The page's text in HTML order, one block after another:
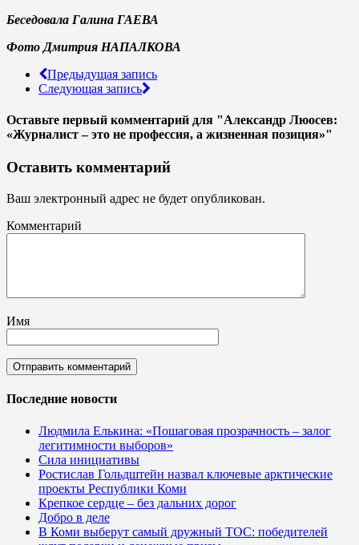
Беседовала Галина ГАЕВА
Фото Дмитрия НАПАЛКОВА
Предыдущая запись
Следующая запись
Оставьте первый комментарий для "Александр Люосев:
«Журналист – это не профессия, а жизненная позиция»"
Оставить комментарий
Ваш электронный адрес не будет опубликован.
Комментарий
Имя
Последние новости
Людмила Елькина: «Пошаговая прозрачность – залог
легитимности выборов»
Сила инициативы
Ростислав Гольдштейн назвал ключевые арктические
проекты Республики Коми
Крепкое сердце – без дальних дорог
Добро в деле
В Коми выберут самый дружный ТОС: победителей